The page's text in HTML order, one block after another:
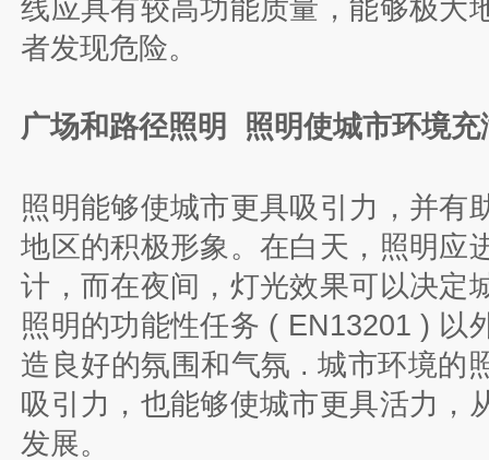
线应具有较高功能质量，能够极大
者发现危险。
广场和路径照明 照明使城市环境充
照明能够使城市更具吸引力，并有
地区的积极形象。在白天，照明应
计，而在夜间，灯光效果可以决定
照明的功能性任务 ( EN13201 ) 以
造良好的氛围和气氛 . 城市环境的
吸引力，也能够使城市更具活力，
发展。